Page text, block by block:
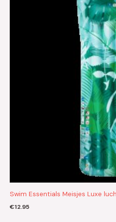
Swim Essentials Meisjes Luxe
€12.95